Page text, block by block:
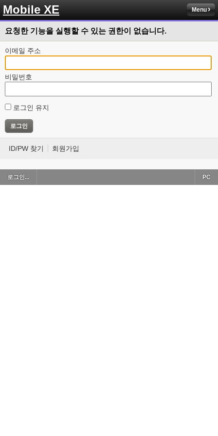
Mobile XE Menu
요청한 기능을 실행할 수 있는 권한이 없습니다.
이메일 주소
비밀번호
로그인 유지
ID/PW 찾기 회원가입
로그인... PC